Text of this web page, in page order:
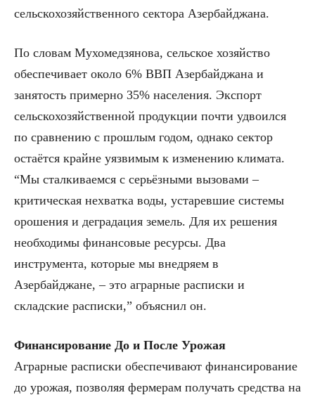
сельскохозяйственного сектора Азербайджана.
По словам Мухомедзянова, сельское хозяйство
обеспечивает около 6% ВВП Азербайджана и
занятость примерно 35% населения. Экспорт
сельскохозяйственной продукции почти удвоился
по сравнению с прошлым годом, однако сектор
остаётся крайне уязвимым к изменению климата.
“Мы сталкиваемся с серьёзными вызовами –
критическая нехватка воды, устаревшие системы
орошения и деградация земель. Для их решения
необходимы финансовые ресурсы. Два
инструмента, которые мы внедряем в
Азербайджане, – это аграрные расписки и
складские расписки,” объяснил он.
Финансирование До и После Урожая
Аграрные расписки обеспечивают финансирование
до урожая, позволяя фермерам получать средства на